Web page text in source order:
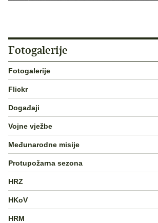
Fotogalerije
Fotogalerije
Flickr
Događaji
Vojne vježbe
Međunarodne misije
Protupožarna sezona
HRZ
HKoV
HRM